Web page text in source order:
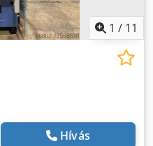
1 / 11
Hívás